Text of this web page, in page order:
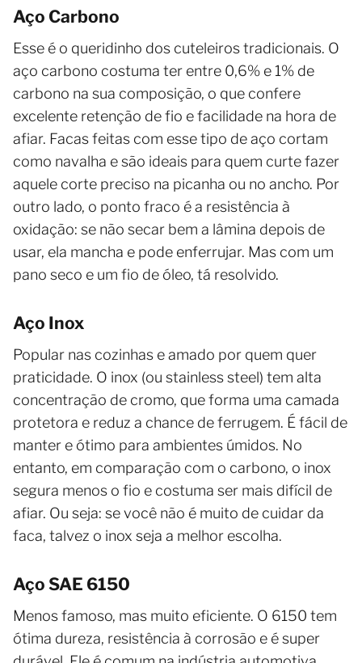
Aço Carbono
Esse é o queridinho dos cuteleiros tradicionais. O
aço carbono costuma ter entre 0,6% e 1% de
carbono na sua composição, o que confere
excelente retenção de fio e facilidade na hora de
afiar. Facas feitas com esse tipo de aço cortam
como navalha e são ideais para quem curte fazer
aquele corte preciso na picanha ou no ancho. Por
outro lado, o ponto fraco é a resistência à
oxidação: se não secar bem a lâmina depois de
usar, ela mancha e pode enferrujar. Mas com um
pano seco e um fio de óleo, tá resolvido.
Aço Inox
Popular nas cozinhas e amado por quem quer
praticidade. O inox (ou stainless steel) tem alta
concentração de cromo, que forma uma camada
protetora e reduz a chance de ferrugem. É fácil de
manter e ótimo para ambientes úmidos. No
entanto, em comparação com o carbono, o inox
segura menos o fio e costuma ser mais difícil de
afiar. Ou seja: se você não é muito de cuidar da
faca, talvez o inox seja a melhor escolha.
Aço SAE 6150
Menos famoso, mas muito eficiente. O 6150 tem
ótima dureza, resistência à corrosão e é super